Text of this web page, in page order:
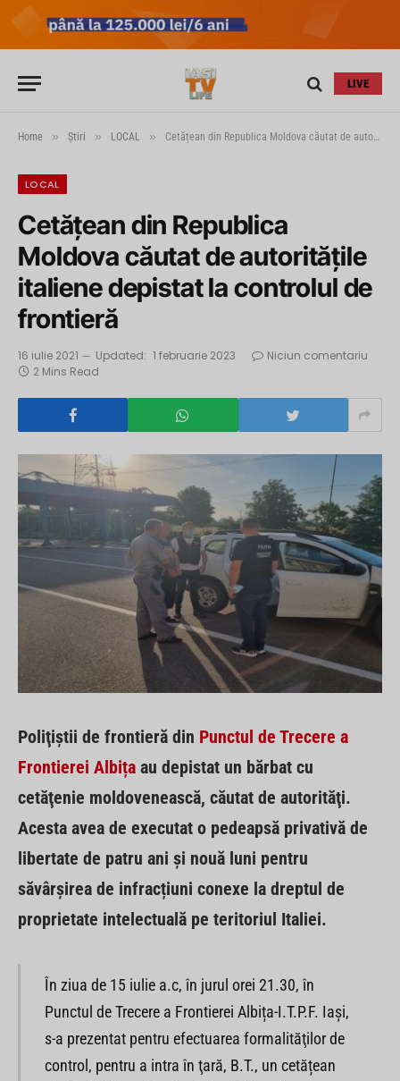
LIVE
Home » Știri » LOCAL » Cetățean din Republica Moldova căutat de autorităţile italiene depistat la controlul de frontieră
LOCAL
Cetățean din Republica
Moldova căutat de autorităţile
italiene depistat la controlul de
frontieră
16 iulie 2021 Updated: 1 februarie 2023
Niciun comentariu
2 Mins Read
Poliţiştii de frontieră din Punctul de Trecere a
Frontierei Albița au depistat un bărbat cu
cetăţenie moldovenească, căutat de autorităţi.
Acesta avea de executat o pedeapsă privativă de
libertate de patru ani și nouă luni pentru
săvârşirea de infracțiuni conexe la dreptul de
proprietate intelectuală pe teritoriul Italiei.
În ziua de 15 iulie a.c, în jurul orei 21.30, în
Punctul de Trecere a Frontierei Albița-I.T.P.F. Iaşi,
s-a prezentat pentru efectuarea formalităţilor de
control, pentru a intra în ţară, B.T., un cetățean